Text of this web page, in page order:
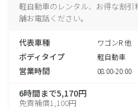
軽自動車のレンタル、お得な割
舗お電話ください。
代表車種 ワゴンR 他
ボディタイプ 軽自動車
営業時間 08:00-20:00
6時間まで5,170円
免責補償1,100円